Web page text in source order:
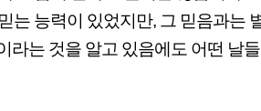
는 능력이 있었지만, 그 믿음과는
는 것을 알고 있음에도 어떤 날들